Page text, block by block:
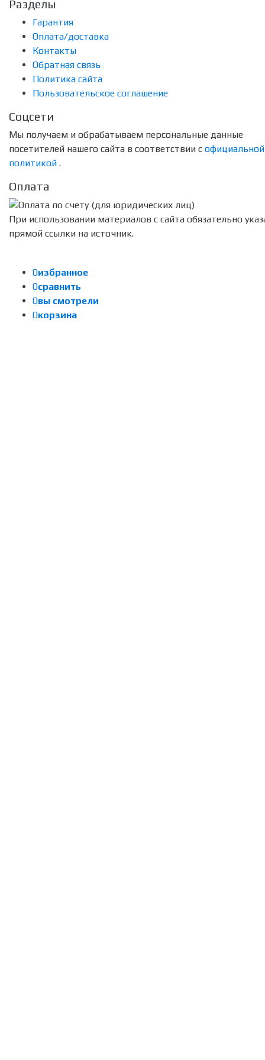
Разделы
Гарантия
Оплата/доставка
Контакты
Обратная связь
Политика сайта
Пользовательское соглашение
Соцсети
Мы получаем и обрабатываем персональные данные
посетителей нашего сайта в соответствии с официальной
политикой .
Оплата
При использовании материалов с сайта обязательно
прямой ссылки на источник.
0избранное
0сравнить
0вы смотрели
0корзина